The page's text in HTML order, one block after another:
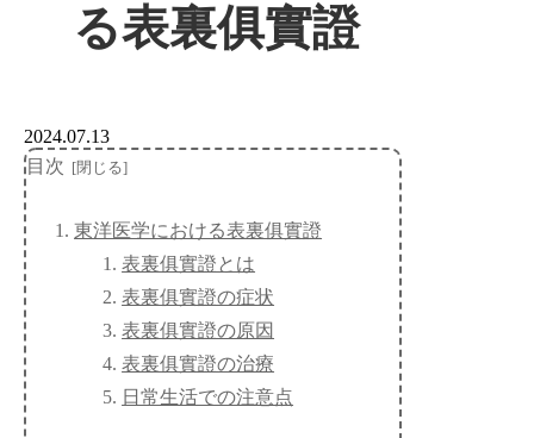
る表裏俱實證
2024.07.13
目次
東洋医学における表裏俱實證
表裏俱實證とは
表裏俱實證の症状
表裏俱實證の原因
表裏俱實證の治療
日常生活での注意点